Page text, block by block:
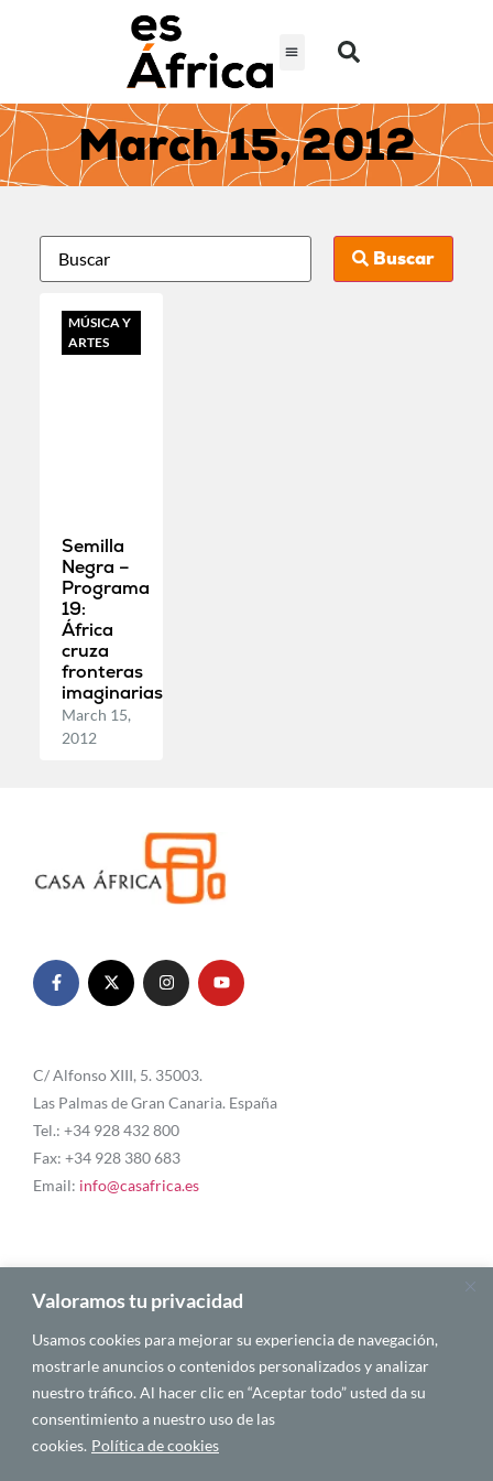
Valoramos tu privacidad
Usamos cookies para mejorar su experiencia de navegación,
mostrarle anuncios o contenidos personalizados y analizar
nuestro tráfico. Al hacer clic en “Aceptar todo” usted da su
consentimiento a nuestro uso de las
cookies. Política de cookies
March 15, 2012
Buscar
MÚSICA Y
ARTES
Semilla
Negra –
Programa
19:
África
cruza
fronteras
imaginarias
March 15,
2012
C/ Alfonso XIII, 5. 35003.
Las Palmas de Gran Canaria. España
Tel.: +34 928 432 800
Fax: +34 928 380 683
Email: info@casafrica.es
Blog
About Us
Personalities
English